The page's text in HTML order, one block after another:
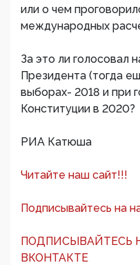
или о чем
международных
За это ли голосовал
Президента (тогда
выборах- 2018 и при
Конституции в 2020?
РИА Катюша
Читайте наш сайт!!!
Подписывайтесь на
ПОДПИСЫВАЙТЕСЬ
ВКОНТАКТЕ